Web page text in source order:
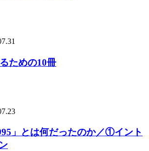
ための10冊
」とは何だったのか／①イント